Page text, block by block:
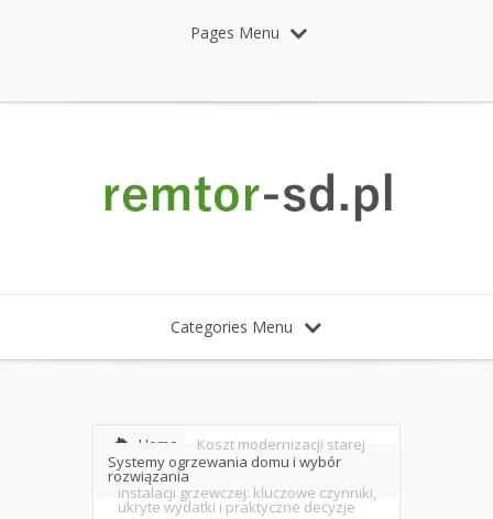
Pages Menu
Categories Menu
Home
Systemy ogrzewania domu i wybór
rozwiązania
Koszt modernizacji starej
instalacji grzewczej: kluczowe czynniki,
ukryte wydatki i praktyczne decyzje